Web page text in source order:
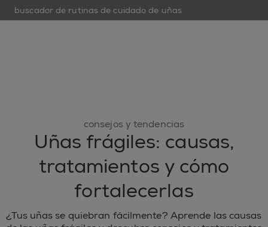
buscador de rutinas de cuidado de uñas
consejos y tendencias
Uñas frágiles: causas,
tratamientos y cómo
fortalecerlas
¿Tus uñas se quiebran fácilmente? Aprende las causas